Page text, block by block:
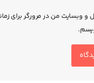
و وبسایت من در مرورگر برای